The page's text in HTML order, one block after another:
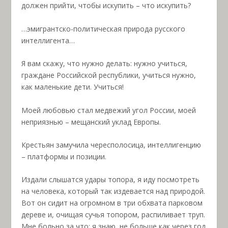
должен прийти, чтобы искупить – что искупить?
…эмигрантско-политическая природа русского
интеллигента…
Я вам скажу, что нужно делать: нужно учиться,
граждане Российской республики, учиться нужно,
как маленькие дети. Учиться!
Моей любовью стал медвежий угол России, моей
неприязнью – мещанский уклад Европы.
Крестьян замучила чересполосица, интеллигенцию
– платформы и позиции.
Издали слышатся удары топора, я иду посмотреть
на человека, который так издевается над природой.
Вот он сидит на огромном в три обхвата парковом
дереве и, очищая сучья топором, распиливает труп.